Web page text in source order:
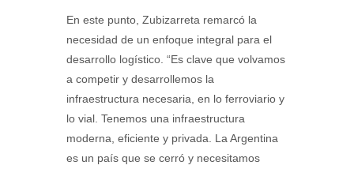
En este punto, Zubizarreta remarcó la
necesidad de un enfoque integral para el
desarrollo logístico. “Es clave que volvamos
a competir y desarrollemos la
infraestructura necesaria, en lo ferroviario y
lo vial. Tenemos una infraestructura
moderna, eficiente y privada. La Argentina
es un país que se cerró y necesitamos